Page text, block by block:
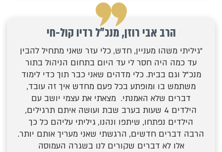
הרב אבי רוזן, מנכ"ל רדיו קול-חי
"גיליתי משהו מעניין, חדש, כלי עזר שאני מתחיל להבין
עד כמה היה חסר לי עד היום בתחום הניהול בתור
מנכ"ל וגם בבית. כלי מדהים שאני כבר תוך כדי לימוד
משתמש בו ומופתע בכל פעם מחדש איך זה עובד,
דברים שלא האמנתי. מצאתי את עצמי יושב עם
הילדים 4 שעות בערב שבת ועושה איתם תרגילים,
הילדים נפתחו, שיתפו ונהנו, גיליתי עליהם כל כך
הרבה דברים חדשים, הרגשתי שאני מעריך אותם יותר.
אלו לא דברים שקורים לנו בשגרה העמוסה